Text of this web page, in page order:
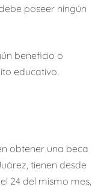
poseer ningún
beneficio o
educativo.
obtener una beca
tienen desde
24 del mismo mes,